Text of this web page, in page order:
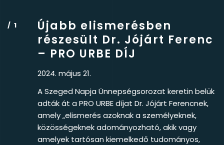
Újabb elismerésben
részesült Dr. Jójárt Ferenc
– PRO URBE DÍJ
2024. május 21.
A Szeged Napja Ünnepségsorozat keretin belük
adták át a PRO URBE díjat Dr. Jójárt Ferencnek,
amely „elismerés azoknak a személyeknek,
közösségeknek adományozható, akik vagy
amelyek tartósan kiemelkedő tudományos,